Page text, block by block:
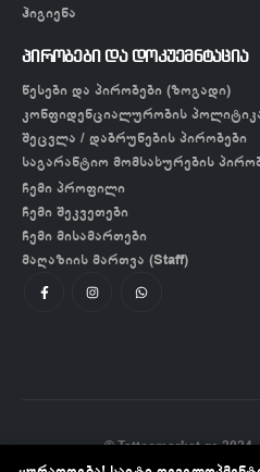
ჰიგიენა
პირობები და დოკუემნტაცია
წესები და პირობები (ზოგადი)
კონფიდენციალურობის
შეცვლა / დაბრუნების პირობები
საგარანტიო მომსახურების
ჩემი პროფილი
ჩემი შეკვეთები
ჩემი მისამართები
მაღაზიის მართვა (Staff)
© Tattoomarket.ge